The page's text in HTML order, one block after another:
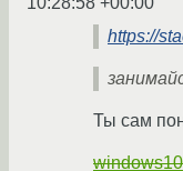
https://
Ты сам
windows10